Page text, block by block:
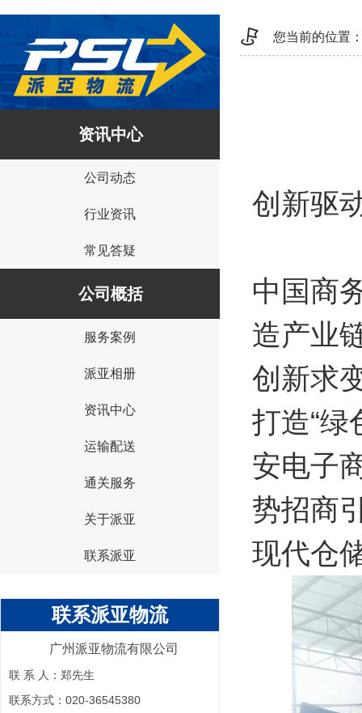
资讯中心
公司动态
行业资讯
常见答疑
公司概括
{I('company_id')}
服务案例
派亚相册
资讯中心
运输配送
通关服务
关于派亚
联系派亚
联系派亚物流
广州派亚物流有限公司
联 系 人：郑先生
联系方式：020-36545380
您当前的位置
创新驱
中国商
造产业
创新求
打造“绿
安电子
势招商
现代仓